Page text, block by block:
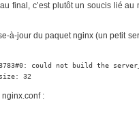
final, c’est plutôt un soucis lié
à-jour du paquet nginx (un petit
could not build the
32
nginx.conf :